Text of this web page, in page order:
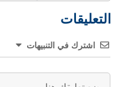
التعليقات
اشترك في التنبيهات